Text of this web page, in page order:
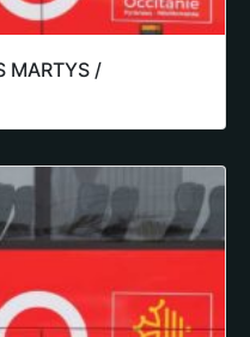
MARTYS /